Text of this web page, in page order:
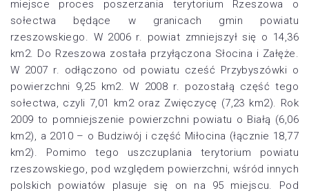
miejsce proces poszerzania terytorium Rzeszowa o
sołectwa będące w granicach gmin powiatu
rzeszowskiego. W 2006 r. powiat zmniejszył się o 14,36
km2. Do Rzeszowa została przyłączona Słocina i Załęże.
W 2007 r. odłączono od powiatu cześć Przybyszówki o
powierzchni 9,25 km2. W 2008 r. pozostałą część tego
sołectwa, czyli 7,01 km2 oraz Zwięczycę (7,23 km2). Rok
2009 to pomniejszenie powierzchni powiatu o Białą (6,06
km2), a 2010 – o Budziwój i część Miłocina (łącznie 18,77
km2). Pomimo tego uszczuplania terytorium powiatu
rzeszowskiego, pod względem powierzchni, wśród innych
polskich powiatów plasuje się on na 95 miejscu. Pod